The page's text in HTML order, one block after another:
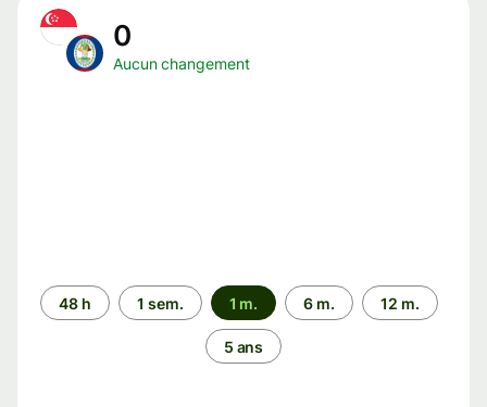
0
Aucun changement
Période
48 h 1 sem. 1 m. 6 m. 12 m.
5 ans